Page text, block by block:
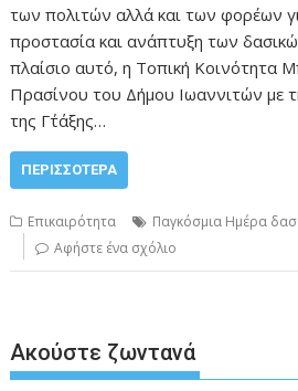
των πολιτών αλλά και των φορέων
προστασία και ανάπτυξη των
πλαίσιο αυτό, η Τοπική Κοινότητα
Πρασίνου του Δήμου Ιωαννιτών με
της Γ΄τάξης…
ΠΕΡΙΣΣΌΤΕΡΑ
Επικαιρότητα
Παγκόσμια Ημέρα
Αφήστε ένα σχόλιο
Ακούστε ζωντανά